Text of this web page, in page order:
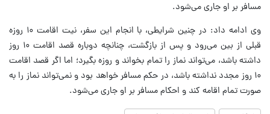
مسافر بر او جاری می‌شود.
وی ادامه داد: در چنین شرایطی، با انجام این سفر، نیت اقامت ۱۰ روزه
قبلی از بین می‌رود و پس از بازگشت، چنانچه دوباره قصد اقامت ۱۰ روز
داشته باشد، می‌تواند نماز را تمام بخواند و روزه بگیرد؛ اما اگر قصد اقامت
۱۰ روز مجدد نداشته باشد، در حکم مسافر خواهد بود و نمی‌تواند نماز را به
صورت تمام اقامه کند و احکام مسافر بر او جاری می‌شود.